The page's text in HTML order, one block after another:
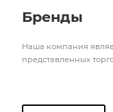
Бренды
Наша компания
представленных